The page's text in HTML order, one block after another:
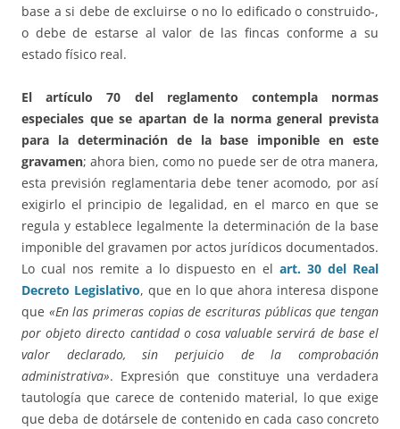
base a si debe de excluirse o no lo edificado o construido-,
o debe de estarse al valor de las fincas conforme a su
estado físico real.
El artículo 70 del reglamento contempla normas
especiales que se apartan de la norma general prevista
para la determinación de la base imponible en este
gravamen; ahora bien, como no puede ser de otra manera,
esta previsión reglamentaria debe tener acomodo, por así
exigirlo el principio de legalidad, en el marco en que se
regula y establece legalmente la determinación de la base
imponible del gravamen por actos jurídicos documentados.
Lo cual nos remite a lo dispuesto en el art. 30 del Real
Decreto Legislativo, que en lo que ahora interesa dispone
que «En las primeras copias de escrituras públicas que tengan
por objeto directo cantidad o cosa valuable servirá de base el
valor declarado, sin perjuicio de la comprobación
administrativa». Expresión que constituye una verdadera
tautología que carece de contenido material, lo que exige
que deba de dotársele de contenido en cada caso concreto